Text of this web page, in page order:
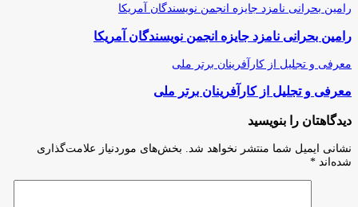
رامین بحرانی نامزد جایزه انجمن نویسندگان آمریکا
رامین بحرانی نامزد جایزه انجمن نویسندگان آمریکا
معرفی و تجلیل از کارآفرینان برتر ملی
معرفی و تجلیل از کارآفرینان برتر ملی
دیدگاهتان را بنویسید
نشانی ایمیل شما منتشر نخواهد شد. بخش‌های موردنیاز علامت‌گذاری
شده‌اند *